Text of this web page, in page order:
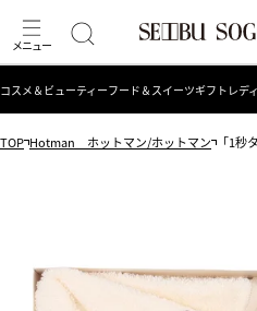
コスメ＆ビューティーフード＆スイーツギフト レデ
TOP Hotman ホットマン/ホットマン 「1